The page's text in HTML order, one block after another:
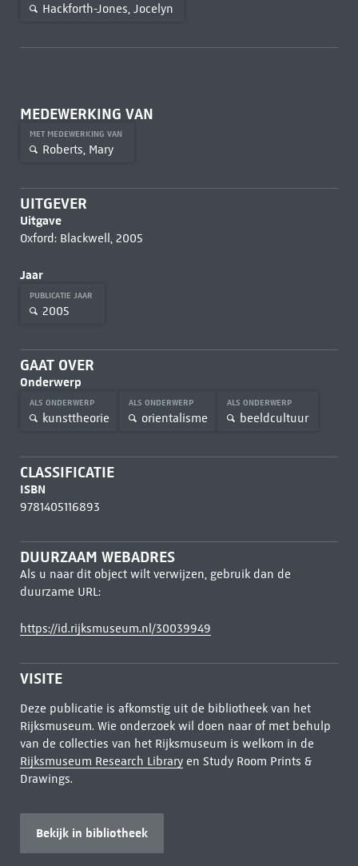
Hackforth-Jones, Jocelyn
MEDEWERKING VAN
MET MEDEWERKING VAN
Roberts, Mary
UITGEVER
Uitgave
Oxford: Blackwell, 2005
Jaar
PUBLICATIE JAAR
2005
GAAT OVER
Onderwerp
ALS ONDERWERP
kunsttheorie
ALS ONDERWERP
orientalisme
ALS ONDERWERP
beeldcultuur
CLASSIFICATIE
ISBN
9781405116893
DUURZAAM WEBADRES
Als u naar dit object wilt verwijzen, gebruik dan de
duurzame URL:
https://id.rijksmuseum.nl/30039949
VISITE
Deze publicatie is afkomstig uit de bibliotheek van het
Rijksmuseum. Wie onderzoek wil doen naar of met behulp
van de collecties van het Rijksmuseum is welkom in de
Rijksmuseum Research Libraryen Study Room Prints &
Drawings.
Bekijk in bibliotheek